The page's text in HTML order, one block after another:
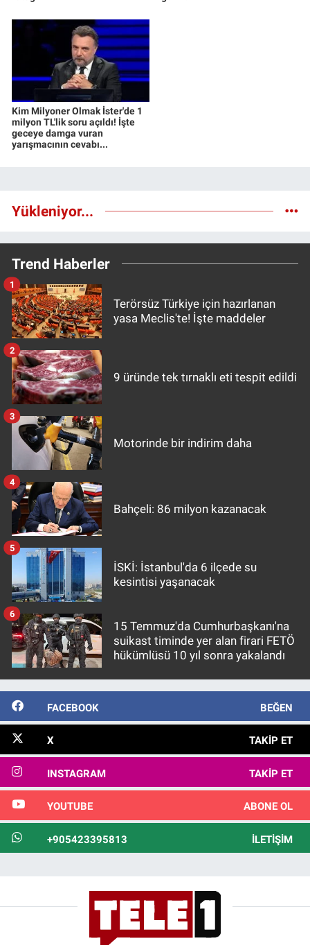
Kim Milyoner Olmak İster'de 1
milyon TL'lik soru açıldı! İşte
geceye damga vuran
yarışmacının cevabı...
Yükleniyor...
Trend Haberler
Terörsüz Türkiye için hazırlanan
yasa Meclis'te! İşte maddeler
1
9 üründe tek tırnaklı eti tespit edildi
2
Motorinde bir indirim daha
3
Bahçeli: 86 milyon kazanacak
4
İSKİ: İstanbul'da 6 ilçede su
kesintisi yaşanacak
5
15 Temmuz'da Cumhurbaşkanı'na
suikast timinde yer alan firari FETÖ
hükümlüsü 10 yıl sonra yakalandı
6
FACEBOOK BEĞEN
X TAKIP ET
INSTAGRAM TAKIP ET
YOUTUBE ABONE OL
+905423395813 İLETIŞIM